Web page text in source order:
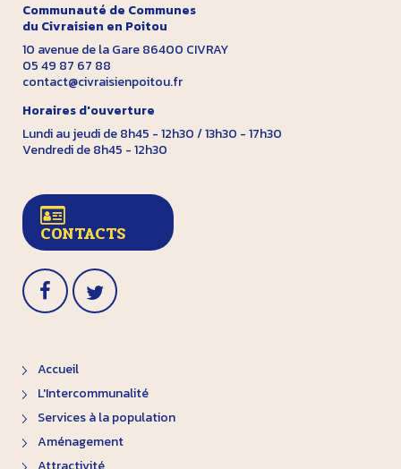
Communauté de Communes
du Civraisien en Poitou
10 avenue de la Gare 86400 CIVRAY
05 49 87 67 88
contact@civraisienpoitou.fr
Horaires d'ouverture
Lundi au jeudi de 8h45 - 12h30 / 13h30 - 17h30
Vendredi de 8h45 - 12h30
CONTACTS
Accueil
L'Intercommunalité
Services à la population
Aménagement